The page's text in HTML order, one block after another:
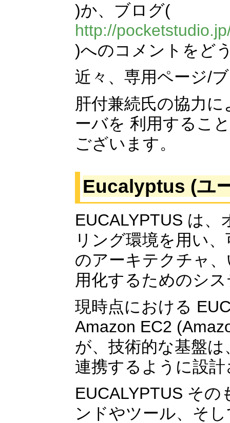
)か、ブログ(
http://
)へのコメントをど
近々、専用ページ/
肝付兼続氏の協力
ーバを 利用するこ
ございます。
Eucalyptus (ユ
EUCALYPTUS は
リング環境を用い
のアーキテクチャ
用化するためのシ
現時点における
Amazon EC2
が、技術的な基盤
連携するように設
EUCALYPTUS そ
ンドやツール、そ